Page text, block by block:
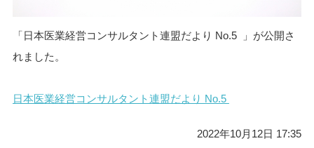
「日本医業経営コンサルタント連盟だより No.5 」が公開さ
れました。
日本医業経営コンサルタント連盟だより No.5
2022年10月12日 17:35